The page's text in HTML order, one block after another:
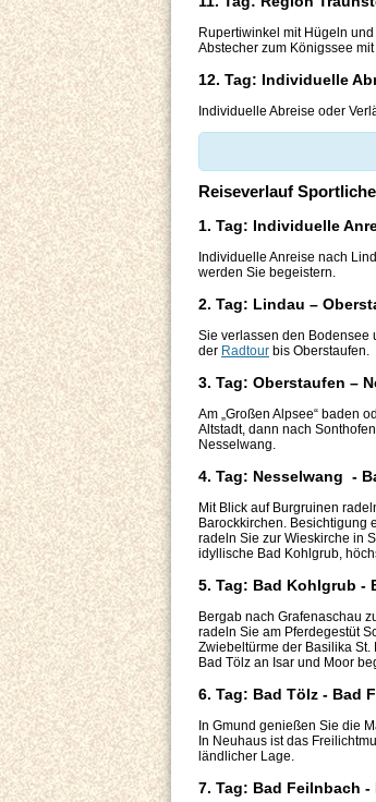
Rupertiwinkel mit Hügeln
Abstecher zum Königssee
12. Tag: Individuelle
Individuelle Abreise oder
Reiseverlauf
1. Tag: Individuelle
Individuelle Anreise nach
werden Sie begeistern.
2. Tag: Lindau –
Sie verlassen den Bodensee
der Radtour bis Oberstaufen.
3. Tag: Oberstaufen –
Am „Großen Alpsee“ baden
Altstadt, dann nach
Nesselwang.
4. Tag: Nesselwang -
Mit Blick auf Burgruinen
Barockkirchen. Besichtigung
radeln Sie zur Wieskirche in
idyllische Bad Kohlgrub,
5. Tag: Bad Kohlgrub -
Bergab nach Grafenaschau
radeln Sie am Pferdegestüt
Zwiebeltürme der Basilika
Bad Tölz an Isar und Moor
6. Tag: Bad Tölz - Bad
In Gmund genießen Sie die
In Neuhaus ist das
ländlicher Lage.
7. Tag: Bad Feilnbach